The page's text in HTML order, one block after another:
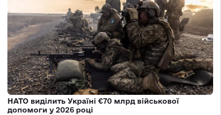
НАТО виділить Україні €70 млрд військової
допомоги у 2026 році